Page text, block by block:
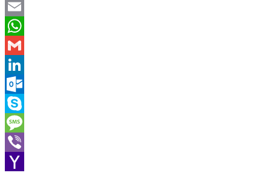
Twitter
Email
WhatsApp
Gmail
LinkedIn
Outlook.com
Skype
Message
Viber